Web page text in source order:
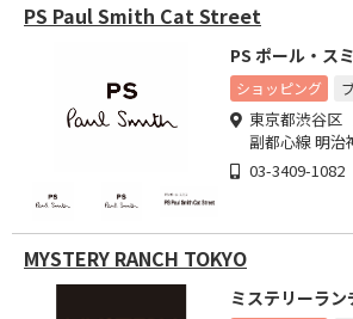
PS Paul Smith Cat Street
PS ポール・ス
ショッピング
東京都渋谷区
副都心線 明治
03-3409-1082
MYSTERY RANCH TOKYO
ミステリーラン